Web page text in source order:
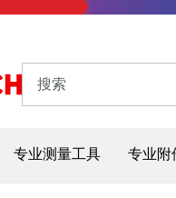
搜索
专业测量工具 专业附